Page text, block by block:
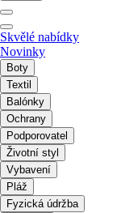
Skvělé nabídky
Novinky
Boty
Textil
Balónky
Ochrany
Podporovatel
Životní styl
Vybavení
Pláž
Fyzická údržba